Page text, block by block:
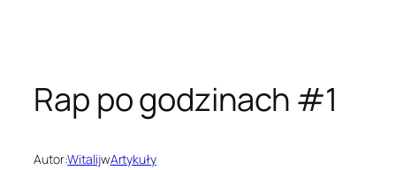
Rap po godzinach #1
Autor:WitalijwArtykuły